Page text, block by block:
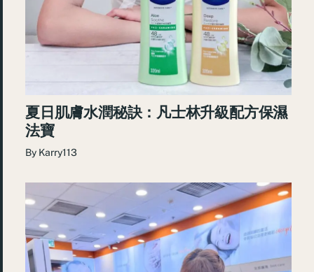
夏日肌膚水潤秘訣：凡士林升級配方保濕
法寶
By Karry113